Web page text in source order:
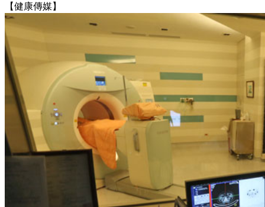
【健康傳媒】